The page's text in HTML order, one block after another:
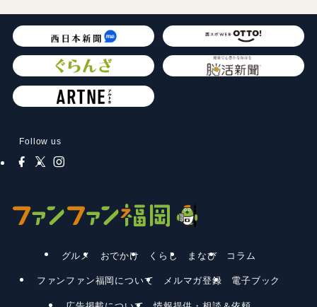
Follow us
グルメ おでかけ くらし まなび コラム
ファンファン福岡について メルマガ登録 電子ブック